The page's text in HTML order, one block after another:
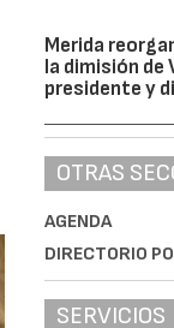
Merida
la dimisión de
presidente y
OTRAS
AGENDA
DIRECTORIO
SERVICIOS